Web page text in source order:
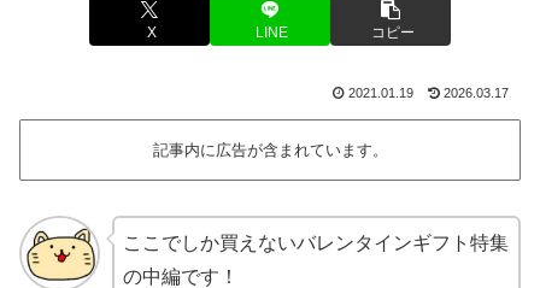
X LINE コピー
2021.01.19 2026.03.17
記事内に広告が含まれています。
ここでしか買えないバレンタインギフト特集
の中編です！